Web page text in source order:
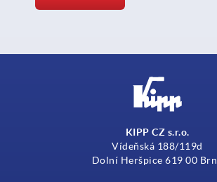
KIPP CZ s.r.o.
Vídeňská 188/119d
Dolní Heršpice 619 00